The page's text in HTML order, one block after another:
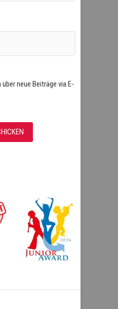
neue Beiträge via E-